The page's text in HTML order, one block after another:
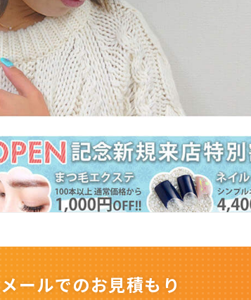
メールでのお見積もり